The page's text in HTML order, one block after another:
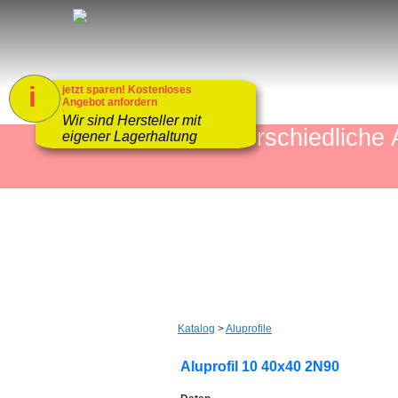
mehr als 4000
Katalog >Aluprofile
Aluprofil 10 40x40 2N90
jetzt sparen! Kostenloses
Angebot anfordern
1
Wir sind Hersteller mit
eigener Lagerhaltung
i